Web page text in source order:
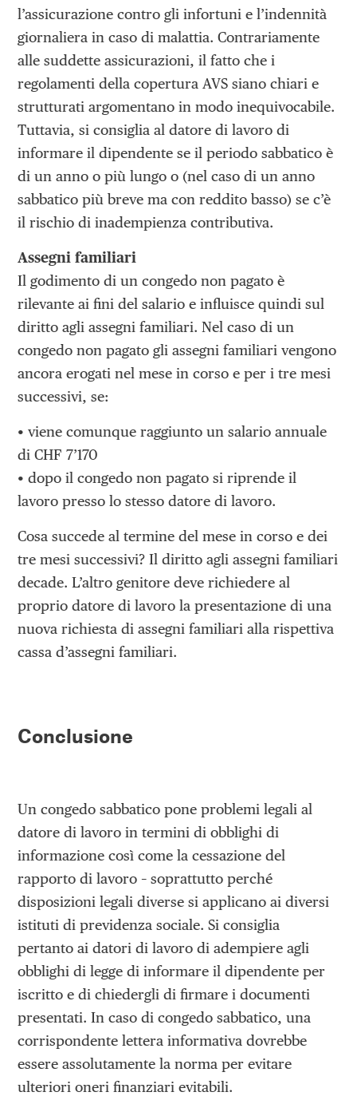
l’assicurazione contro gli infortuni e l’indennità
giornaliera in caso di malattia. Contrariamente
alle suddette assicurazioni, il fatto che i
regolamenti della copertura AVS siano chiari e
strutturati argomentano in modo inequivocabile.
Tuttavia, si consiglia al datore di lavoro di
informare il dipendente se il periodo sabbatico è
di un anno o più lungo o (nel caso di un anno
sabbatico più breve ma con reddito basso) se c’è
il rischio di inadempienza contributiva.
Assegni familiari
Il godimento di un congedo non pagato è
rilevante ai fini del salario e influisce quindi sul
diritto agli assegni familiari. Nel caso di un
congedo non pagato gli assegni familiari vengono
ancora erogati nel mese in corso e per i tre mesi
successivi, se:
• viene comunque raggiunto un salario annuale
di CHF 7’170
• dopo il congedo non pagato si riprende il
lavoro presso lo stesso datore di lavoro.
Cosa succede al termine del mese in corso e dei
tre mesi successivi? Il diritto agli assegni familiari
decade. L’altro genitore deve richiedere al
proprio datore di lavoro la presentazione di una
nuova richiesta di assegni familiari alla rispettiva
cassa d’assegni familiari.
Conclusione
Un congedo sabbatico pone problemi legali al
datore di lavoro in termini di obblighi di
informazione così come la cessazione del
rapporto di lavoro – soprattutto perché
disposizioni legali diverse si applicano ai diversi
istituti di previdenza sociale. Si consiglia
pertanto ai datori di lavoro di adempiere agli
obblighi di legge di informare il dipendente per
iscritto e di chiedergli di firmare i documenti
presentati. In caso di congedo sabbatico, una
corrispondente lettera informativa dovrebbe
essere assolutamente la norma per evitare
ulteriori oneri finanziari evitabili.